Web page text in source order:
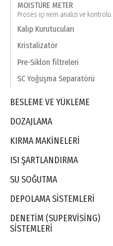
MOISTURE METER
Proses içi nem analizi ve kontrolü
Kalıp Kurutucuları
Kristalizatör
Pre-Siklon filtreleri
SC Yoğuşma Separatörü
BESLEME VE YÜKLEME
DOZAJLAMA
KIRMA MAKINELERI
ISI ŞARTLANDIRMA
SU SOĞUTMA
DEPOLAMA SISTEMLERI
DENETIM (SUPERVISING)
SISTEMLERI